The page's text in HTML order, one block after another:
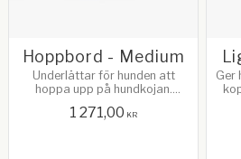
Hoppbord - Medium
Underlättar för hunden att
hoppa upp på hundkojan.
70 cm. Höjd: 50 cm
1 271,00 KR
Ger